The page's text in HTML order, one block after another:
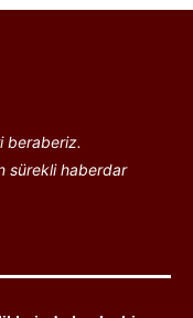
beraberiz.
sürekli haberdar